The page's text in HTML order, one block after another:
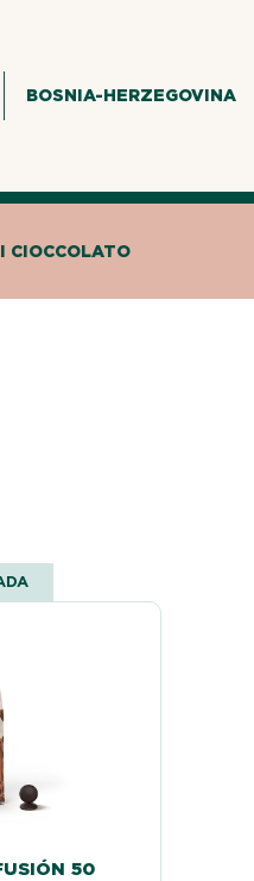
BOSNIA-HERZEGOVINA
CIOCCOLATO
50